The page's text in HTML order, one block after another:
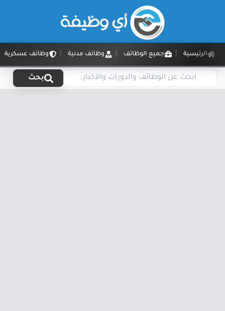
الرئيسية جميع الوظائف وظائف مدنية وظائف عسكرية
بحث